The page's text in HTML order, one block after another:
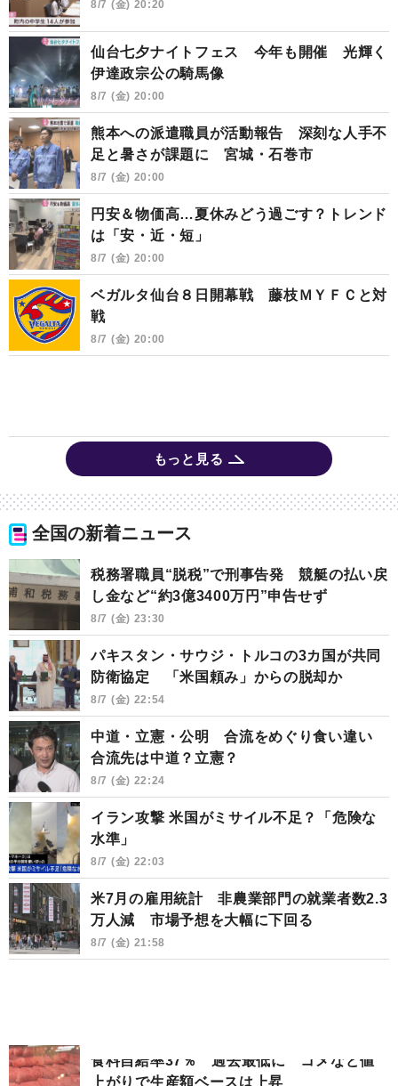
8/7 (金) 20:20
仙台七夕ナイトフェス 今年も開催 光輝く
伊達政宗公の騎馬像
8/7 (金) 20:00
熊本への派遣職員が活動報告 深刻な人手不
足と暑さが課題に 宮城・石巻市
8/7 (金) 20:00
円安＆物価高…夏休みどう過ごす？トレンド
は「安・近・短」
8/7 (金) 20:00
ベガルタ仙台８日開幕戦 藤枝ＭＹＦＣと対
戦
8/7 (金) 20:00
もっと見る
全国の新着ニュース
税務署職員“脱税”で刑事告発 競艇の払い戻
し金など“約3億3400万円”申告せず
8/7 (金) 23:30
パキスタン・サウジ・トルコの3カ国が共同
防衛協定 「米国頼み」からの脱却か
8/7 (金) 22:54
中道・立憲・公明 合流をめぐり食い違い
合流先は中道？立憲？
8/7 (金) 22:24
イラン攻撃 米国がミサイル不足？「危険な
水準」
8/7 (金) 22:03
米7月の雇用統計 非農業部門の就業者数2.3
万人減 市場予想を大幅に下回る
8/7 (金) 21:58
食料自給率37％ 過去最低に コメなど値
上がりで生産額ベースは上昇